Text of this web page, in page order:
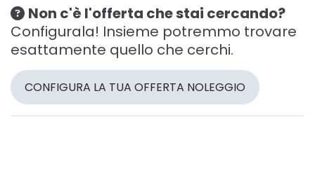
Non c'è l'offerta che stai cercando?
Configurala! Insieme potremmo trovare
esattamente quello che cerchi.
CONFIGURA LA TUA OFFERTA NOLEGGIO